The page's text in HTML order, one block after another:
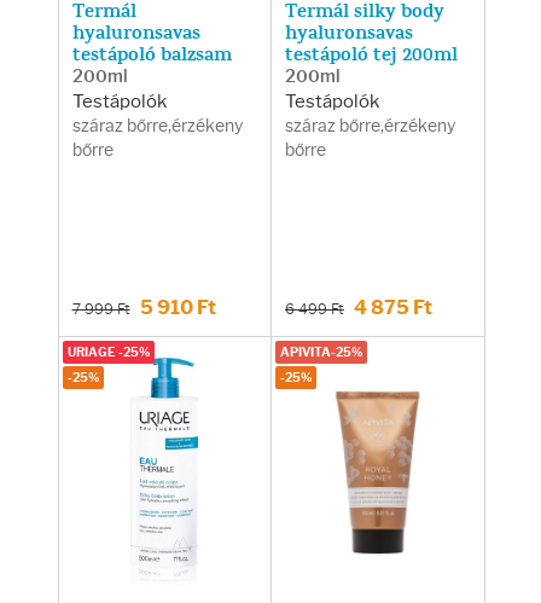
Termál
hyaluronsavas
testápoló balzsam
200ml
Testápolók
száraz bőrre,érzékeny
bőrre
7 999 Ft 5 910 Ft
Termál silky body
hyaluronsavas
testápoló tej 200ml
200ml
Testápolók
száraz bőrre,érzékeny
bőrre
6 499 Ft 4 875 Ft
URIAGE -25%
-25%
APIVITA-25%
-25%
Hajápolás
Samponok
Hajhullás kezelése
Testápolás
Tisztálkodók